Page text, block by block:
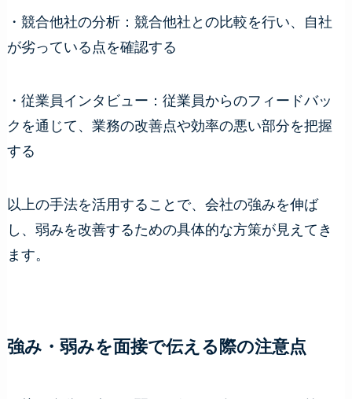
・競合他社の分析：競合他社との比較を行い、自社
が劣っている点を確認する
・従業員インタビュー：従業員からのフィードバッ
クを通じて、業務の改善点や効率の悪い部分を把握
する
以上の手法を活用することで、会社の強みを伸ば
し、弱みを改善するための具体的な方策が見えてき
ます。
強み・弱みを面接で伝える際の注意点